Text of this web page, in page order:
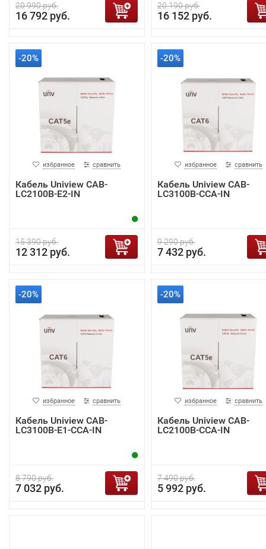
20 990 руб.
16 792 руб.
20 190 руб.
16 152 руб.
-20%
избранное сравнить
Кабель Uniview CAB-
LC2100B-E2-IN
15 390 руб.
12 312 руб.
-20%
избранное сравнить
Кабель Uniview CAB-
LC3100B-CCA-IN
9 290 руб.
7 432 руб.
-20%
избранное сравнить
Кабель Uniview CAB-
LC3100B-E1-CCA-IN
8 790 руб.
7 032 руб.
-20%
избранное сравнить
Кабель Uniview CAB-
LC2100B-CCA-IN
7 490 руб.
5 992 руб.